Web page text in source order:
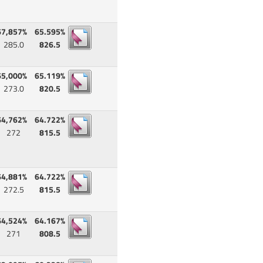
285.0
65.595%
826.5
273.0
65.119%
820.5
272
64.722%
815.5
272.5
64.722%
815.5
271
64.167%
808.5